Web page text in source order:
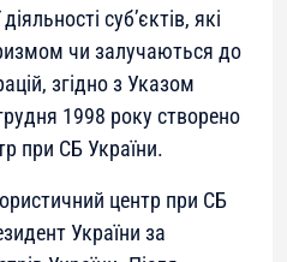
суб’єктів, які
чи залучаються до
згідно з Указом
1998 року створено
при СБ України.
центр при СБ
України за